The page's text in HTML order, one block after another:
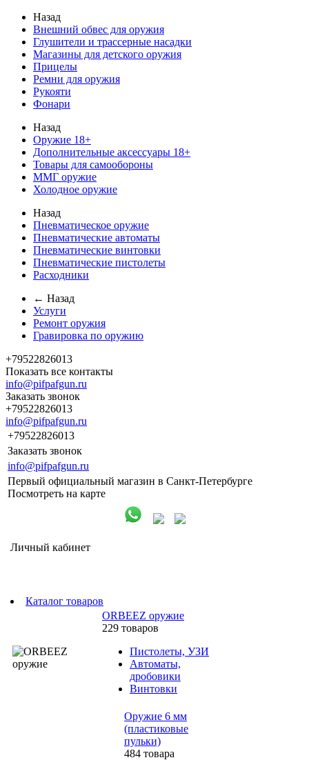
Назад
Внешний обвес для оружия
Глушители и трассерные насадки
Магазины для детского оружия
Прицелы
Ремни для оружия
Рукояти
Фонари
Назад
Оружие 18+
Дополнительные аксессуары 18+
Товары для самообороны
ММГ оружие
Холодное оружие
Назад
Пневматическое оружие
Пневматические автоматы
Пневматические винтовки
Пневматические пистолеты
Расходники
← Назад
Услуги
Ремонт оружия
Гравировка по оружию
+79522826013
Показать все контакты
info@pifpafgun.ru
Заказать звонок
+79522826013
info@pifpafgun.ru
+79522826013
Заказать звонок
info@pifpafgun.ru
Первый официальный магазин в Санкт-Петербурге
Посмотреть на карте
Личный кабинет
Каталог товаров
ORBEEZ оружие
229 товаров
Пистолеты, УЗИ
Автоматы,
дробовики
Винтовки
Оружие 6 мм
(пластиковые
пульки)
484 товара